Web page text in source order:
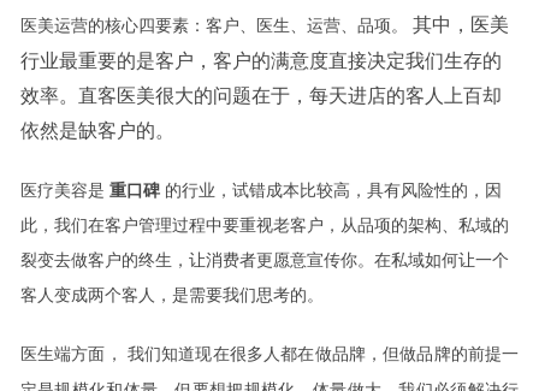
医美运营的核心四要素：客户、医生、运营、品项。 其中，医美
行业最重要的是客户，客户的满意度直接决定我们生存的
效率。直客医美很大的问题在于，每天进店的客人上百却
依然是缺客户的。
医疗美容是 重口碑 的行业，试错成本比较高，具有风险性的，因
此，我们在客户管理过程中要重视老客户，从品项的架构、私域的
裂变去做客户的终生，让消费者更愿意宣传你。在私域如何让一个
客人变成两个客人，是需要我们思考的。
医生端方面， 我们知道现在很多人都在做品牌，但做品牌的前提一